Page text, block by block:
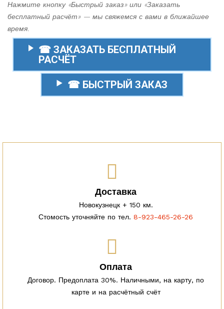
Нажмите кнопку «Быстрый заказ» или «Заказать
бесплатный расчёт» — мы свяжемся с вами в ближайшее
время.
☎ ЗАКАЗАТЬ БЕСПЛАТНЫЙ
РАСЧЁТ
☎ БЫСТРЫЙ ЗАКАЗ
Доставка
Новокузнецк + 150 км.
Стомость уточняйте по тел. 8-923-465-26-26
Оплата
Договор. Предоплата 30%. Наличными, на карту, по
карте и на расчётный счёт